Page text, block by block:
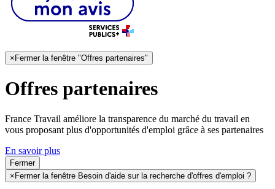
×Fermer la fenêtre "Offres partenaires"
Offres partenaires
France Travail améliore la transparence du marché du travail en
vous proposant plus d'opportunités d'emploi grâce à ses partenaires
En savoir plus
Fermer
×Fermer la fenêtre Besoin d'aide sur la recherche d'offres d'emploi ?